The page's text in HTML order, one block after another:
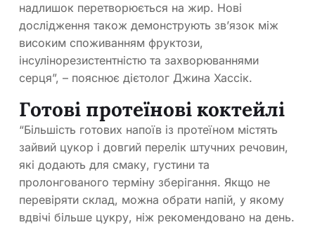
надлишок перетворюється на жир. Нові
дослідження також демонструють зв’язок між
високим споживанням фруктози,
інсулінорезистентністю та захворюваннями
серця”, – пояснює дієтолог Джина Хассік.
Готові протеїнові коктейлі
“Більшість готових напоїв із протеїном містять
зайвий цукор і довгий перелік штучних речовин,
які додають для смаку, густини та
пролонгованого терміну зберігання. Якщо не
перевіряти склад, можна обрати напій, у якому
вдвічі більше цукру, ніж рекомендовано на день.